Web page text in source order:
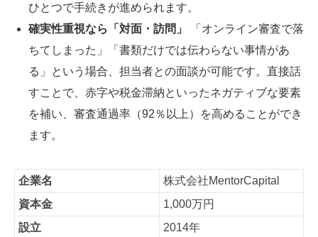
ひとつで手続きが進められます。
確実性重視なら「対面・訪問」
「オンライン審査で落
ちてしまった」「書類だけでは伝わらない事情があ
る」という場合、担当者との面談が可能です。直接話
すことで、赤字や税金滞納といったネガティブな要素
を補い、審査通過率（92％以上）を高めることができ
ます。
企業名
株式会社MentorCapital
資本金
1,000万円
設立
2014年